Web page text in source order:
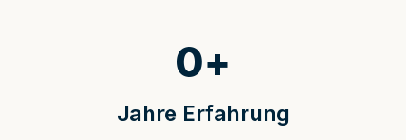
Jahre Erfahrung
0+